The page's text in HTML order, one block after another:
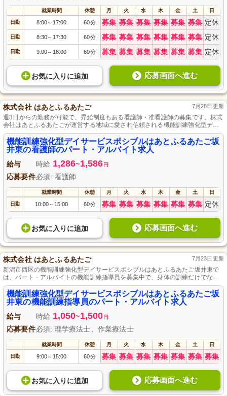
就業時間 休憩 月 火 水 木 金 土 日
日勤 8:00～ 17:00 60分 募集 募集 募集 募集 募集 募集 定休
日勤 8:30～ 17:30 60分 募集 募集 募集 募集 募集 募集 定休
日勤 9:00～ 18:00 60分 募集 募集 募集 募集 募集 募集 定休
お気に入り に追加 応募画面へ進む
株式会社 はあとふるあたご 7月28日更新
週3日からの勤務が可能で、昇給制度もある看護師・准看護師の募集です。株式
会社はあとふるあたごが運営する地域に愛され信頼される機能訓練強化型デイ
サービスポシブルはあとふるあたご坂井東で、経験の有無問わず、患者さんの
健康をサポートするやりがいのある業務をお願いします。
機能訓練強化型デイサービスポシブルはあとふるあたご坂
井東の看護師のパート・アルバイト求人
給与 時給 1,286~1,586 円
応募要件必須: 看護師
就業時間 休憩 月 火 水 木 金 土 日
日勤 10:00～ 15:00 60分 募集 募集 募集 募集 募集 募集 定休
お気に入り に追加 応募画面へ進む
株式会社 はあとふるあたご 7月23日更新
新潟市西区の機能訓練強化型デイサービスポシブルはあとふるあたご坂井東で
は、パート・アルバイトの機能訓練指導員を募集中で、身体の訓練だけでなく
心の自立も図る仕事をお任せします。週休2日制のシフト制勤務でワークライフ
バランスが保て、雇用・社会保険への加入やマイカー通勤も可能な好条件で、
長く働ける環境が整っています。
機能訓練強化型デイサービスポシブルはあとふるあたご坂
井東の機能訓練指導員のパート・アルバイト求人
給与 時給 1,050~1,500 円
応募要件必須: 理学療法士、作業療法士
就業時間 休憩 月 火 水 木 金 土 日
日勤 9:00～ 15:00 60分 募集 募集 募集 募集 募集 募集 募集
お気に入り に追加 応募画面へ進む